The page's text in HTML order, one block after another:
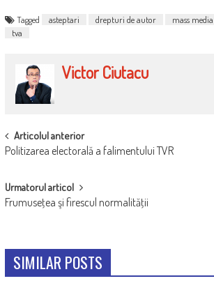
Tagged asteptari drepturi de autor mass media
tva
Victor Ciutacu
POST
NAVIGATION
Articolul anterior
Politizarea electorală a falimentului TVR
Urmatorul articol
Frumuseţea şi firescul normalităţii
SIMILAR POSTS